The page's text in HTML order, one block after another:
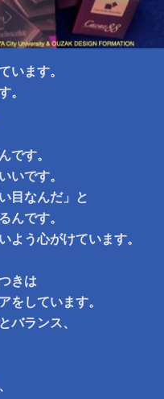
います。
。
です。
いです。
目なんだ」と
んです。
よう心がけています。
きは
をしています。
バランス、